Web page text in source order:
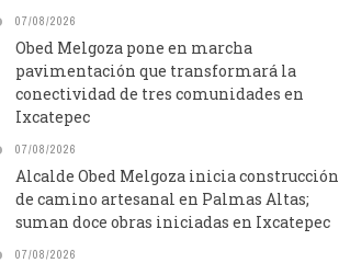
07/08/2026
Obed Melgoza pone en marcha
pavimentación que transformará la
conectividad de tres comunidades en
Ixcatepec
07/08/2026
Alcalde Obed Melgoza inicia construcción
de camino artesanal en Palmas Altas;
suman doce obras iniciadas en Ixcatepec
07/08/2026